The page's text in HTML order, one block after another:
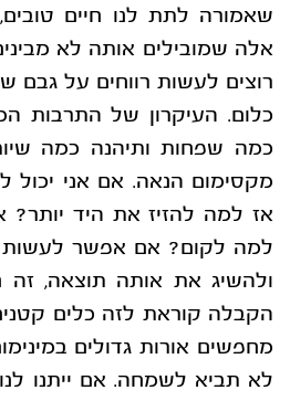
שאמורה לתת לנו חיים
אלה שמובילים אותה לא
רוצים לעשות רווחים על גבם
כלום. העיקרון של התרבות
כמה שפחות ותיהנה כמה
מקסימום הנאה. אם אני יכול
אז למה להזיז את היד יותר?
למה לקום? אם אפשר לעשות
ולהשיג את אותה תוצאה, זה
הקבלה קוראת לזה כלים קטנים
מחפשים אורות גדולים
לא תביא לשמחה. אם ייתנו